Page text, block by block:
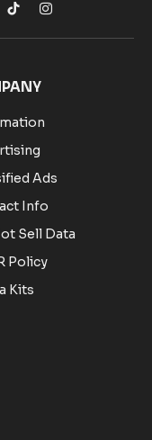
TikTokInstagram
Ads
Info
Sell Data
Policy
Kits